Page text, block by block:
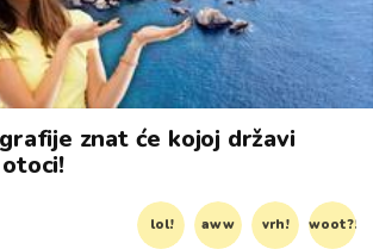
znat će kojoj državi
lol! aww vrh! woot?!